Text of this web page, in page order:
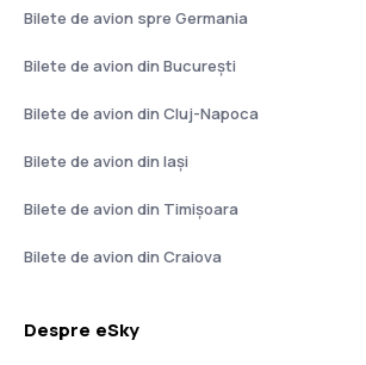
Bilete de avion spre Germania
Bilete de avion din București
Bilete de avion din Cluj-Napoca
Bilete de avion din Iași
Bilete de avion din Timișoara
Bilete de avion din Craiova
Despre eSky